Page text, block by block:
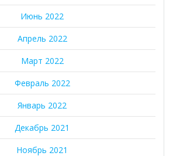
Июнь 2022
Апрель 2022
Март 2022
Февраль 2022
Январь 2022
Декабрь 2021
Ноябрь 2021